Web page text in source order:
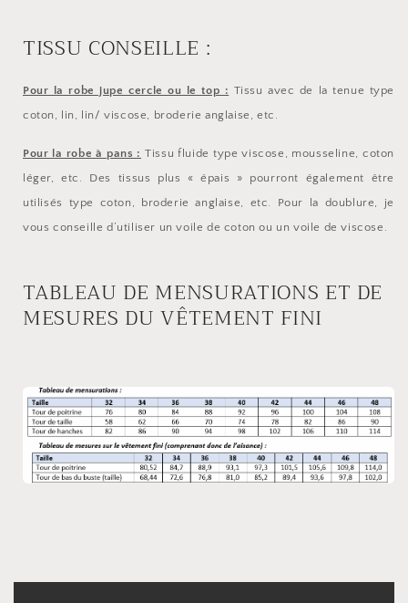
TISSU CONSEILLE :
Pour la robe jupe cercle ou le top : Tissu avec de la tenue type
coton, lin, lin/ viscose, broderie anglaise, etc.
Pour la robe à pans : Tissu fluide type viscose, mousseline, coton
léger, etc. Des tissus plus « épais » pourront également être
utilisés type coton, broderie anglaise, etc. Pour la doublure, je
vous conseille d’utiliser un voile de coton ou un voile de viscose.
TABLEAU DE MENSURATIONS ET DE
MESURES DU VÊTEMENT FINI